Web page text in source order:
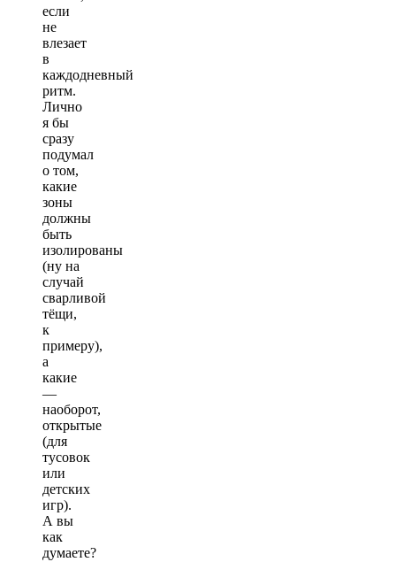
если
не
влезает
в
каждодневный
ритм.
Лично
я бы
сразу
подумал
о том,
какие
зоны
должны
быть
изолированы
(ну на
случай
сварливой
тёщи,
к
примеру),
а
какие
—
наоборот,
открытые
(для
тусовок
или
детских
игр).
А вы
как
думаете?